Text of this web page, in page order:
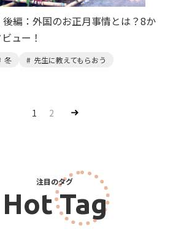
後編：外国のお正月事情とは？8か
ュー！
冬 先生に教えてもらおう
1 2 Nex
注目のタグ
Hot Tag